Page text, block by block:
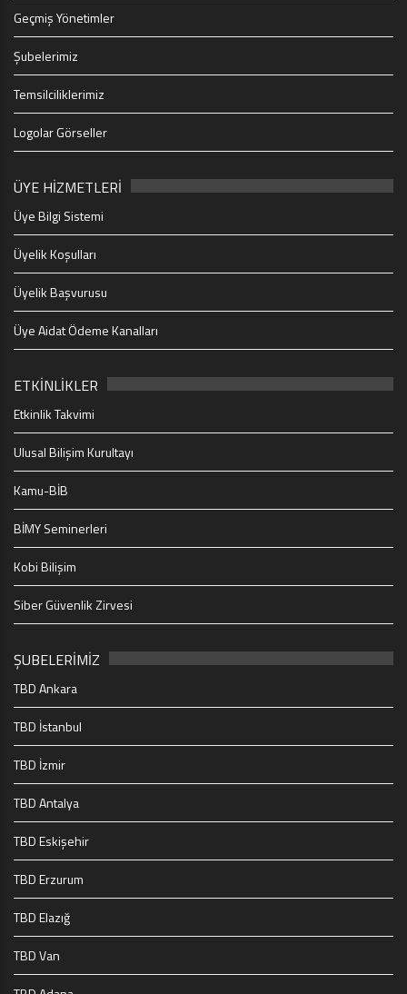
Geçmiş Yönetimler
Şubelerimiz
Temsilciliklerimiz
Logolar Görseller
ÜYE HİZMETLERİ
Üye Bilgi Sistemi
Üyelik Koşulları
Üyelik Başvurusu
Üye Aidat Ödeme Kanalları
ETKİNLİKLER
Etkinlik Takvimi
Ulusal Bilişim Kurultayı
Kamu-BİB
BİMY Seminerleri
Kobi Bilişim
Siber Güvenlik Zirvesi
ŞUBELERİMİZ
TBD Ankara
TBD İstanbul
TBD İzmir
TBD Antalya
TBD Eskişehir
TBD Erzurum
TBD Elazığ
TBD Van